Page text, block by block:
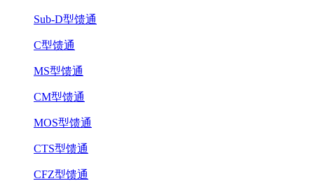
Sub-D型馈通
C型馈通
MS型馈通
CM型馈通
MOS型馈通
CTS型馈通
CFZ型馈通